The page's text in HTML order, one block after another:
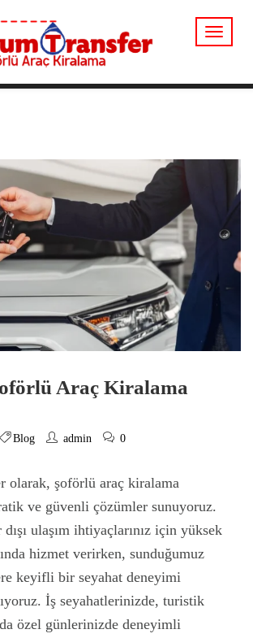
Araç Kiralama
Blog admin 0
olarak, şoförlü araç kiralama
ve güvenli çözümler sunuyoruz.
ulaşım ihtiyaçlarınız için yüksek
hizmet verirken, sunduğumuz
keyifli bir seyahat deneyimi
İş seyahatlerinizde, turistik
özel günlerinizde deneyimli